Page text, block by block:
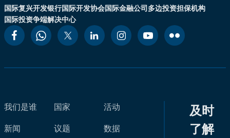
国际复兴开发银行国际开发协会国际金融公司多边投资担保机构
国际投资争端解决中心
我们是谁
新闻
国家
议题
活动
数据
及时
了解